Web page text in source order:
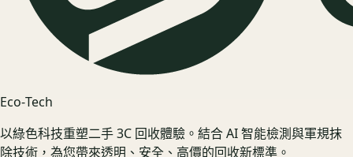
Eco‑Tech
以綠色科技重塑二手 3C 回收體驗。結合 AI 智能檢測與軍規抹
除技術，為您帶來透明、安全、高價的回收新標準。